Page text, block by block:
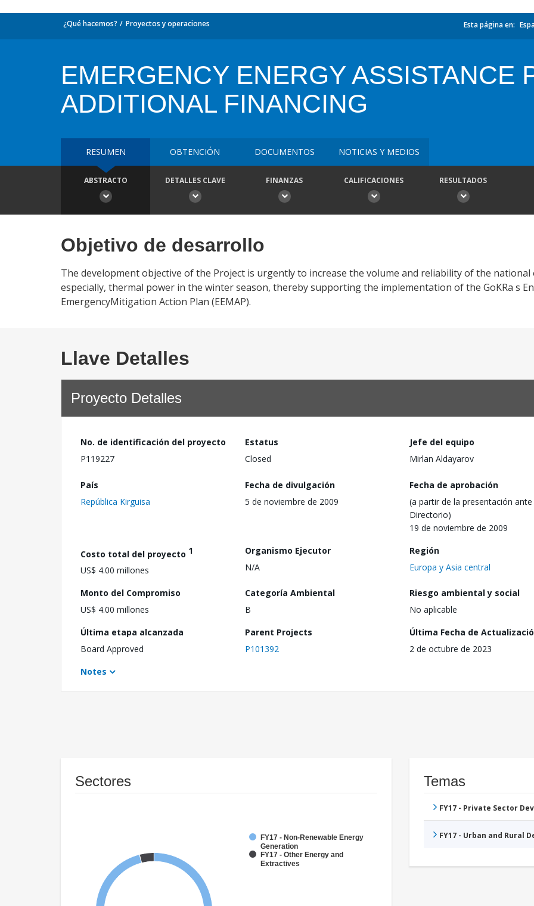
¿Qué hacemos? Proyectos y operaciones Esta página en:
EMERGENCY ENERGY ASSISTANCE
ADDITIONAL FINANCING
RESUMEN OBTENCIÓN DOCUMENTOS NOTICIAS Y MEDIOS
ABSTRACTO DETALLES CLAVE FINANZAS CALIFICACIONES RESULTADOS
Objetivo de desarrollo
The development objective of the Project is urgently to increase the volume and reliability of the national
especially, thermal power in the winter season, thereby supporting the implementation of the GoKRa s
EmergencyMitigation Action Plan (EEMAP).
Llave Detalles
Proyecto Detalles
No. de identificación del proyecto
P119227
Estatus
Closed
Jefe del equipo
Mirlan Aldayarov
País
República Kirguisa
Fecha de divulgación
5 de noviembre de 2009
Fecha de aprobación
(a partir de la presentación ante
Directorio)
19 de noviembre de 2009
Costo total del proyecto 1
US$ 4.00 millones
Organismo Ejecutor
N/A
Región
Europa y Asia central
Monto del Compromiso
US$ 4.00 millones
Categoría Ambiental
B
Riesgo ambiental y social
No aplicable
Última etapa alcanzada
Board Approved
Parent Projects
P101392
Última Fecha de
2 de octubre de 2023
Notes
Sectores
FY17 - Non-Renewable Energy
Generation
FY17 - Other Energy and
Extractives
Temas
FY17 - Private Sector
FY17 - Urban and Rural